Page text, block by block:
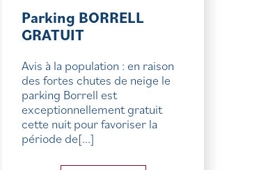
Parking BORRELL
GRATUIT
Avis à la population : en raison
des fortes chutes de neige le
parking Borrell est
exceptionnellement gratuit
cette nuit pour favoriser la
période de[...]